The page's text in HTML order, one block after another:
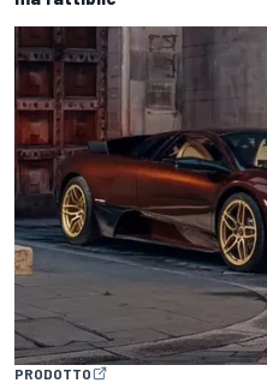
PRODOTTO